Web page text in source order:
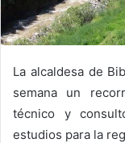
La alcaldesa de
semana un
técnico y
estudios para la